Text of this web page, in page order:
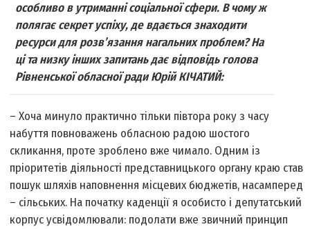
особливо в утриманні соціальної сфери. В чому ж
полягає секрет успіху, де вдається знаходити
ресурси для розв’язання нагальних проблем? На
ці та низку інших запитань дає відповідь голова
Рівненської обласної ради Юрій КІЧАТИЙ:
– Хоча минуло практично тільки півтора року з часу
набуття повноважень обласною радою шостого
скликання, проте зроблено вже чимало. Одним із
пріоритетів діяльності представницького органу краю став
пошук шляхів наповнення місцевих бюджетів, насамперед
– сільських. На початку каденції я особисто і депутатський
корпус усвідомлювали: подолати вже звичний принцип